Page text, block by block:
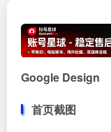
Google Design
首页截图